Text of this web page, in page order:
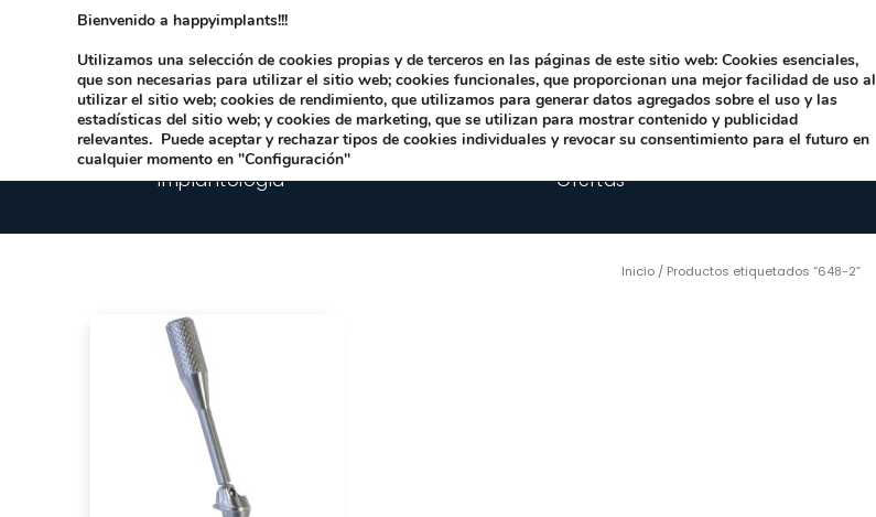
Dirección:
Implantologia Ofertas
Inicio/ Productos etiquetados “648-2”
Bienvenido a happyimplants!!!
Utilizamos una selección de cookies propias y de terceros en las páginas de este sitio web: Cookies esenciales,
que son necesarias para utilizar el sitio web; cookies funcionales, que proporcionan una mejor facilidad de uso al
utilizar el sitio web; cookies de rendimiento, que utilizamos para generar datos agregados sobre el uso y las
estadísticas del sitio web; y cookies de marketing, que se utilizan para mostrar contenido y publicidad
relevantes. Puede aceptar y rechazar tipos de cookies individuales y revocar su consentimiento para el futuro en
cualquier momento en "Configuración"